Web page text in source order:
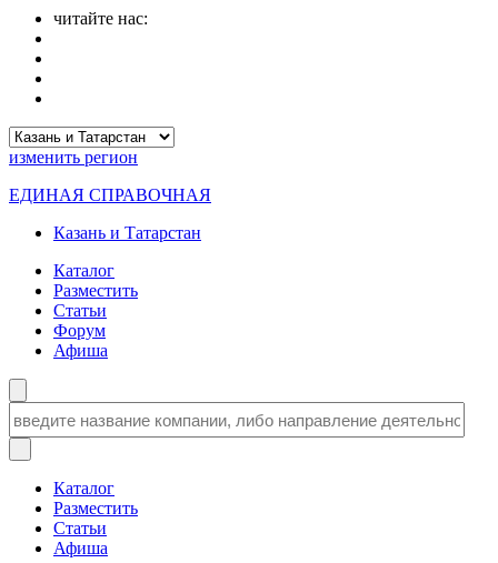
читайте нас:
изменить регион
ЕДИНАЯ СПРАВОЧНАЯ
Казань и Татарстан
Каталог
Разместить
Статьи
Форум
Афиша
Каталог
Разместить
Статьи
Афиша